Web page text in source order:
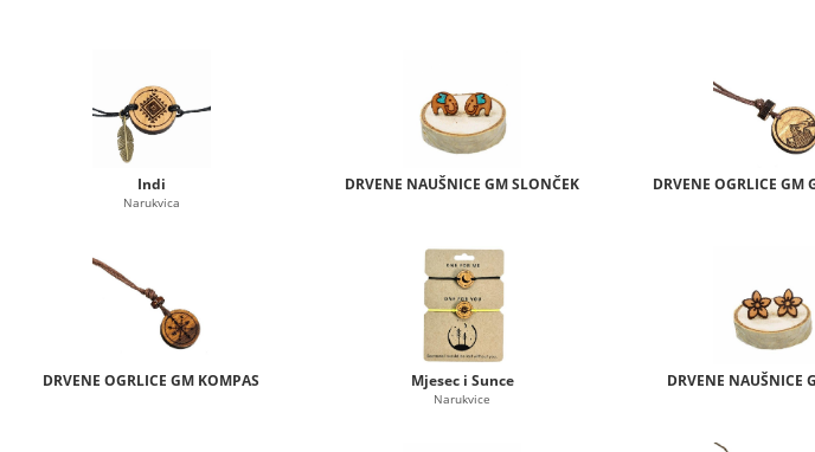
Indi
Narukvica
DRVENE NAUŠNICE GM SLONČEK DRVENE OGRLICE GM
DRVENE OGRLICE GM KOMPAS Mjesec i Sunce
Narukvice
DRVENE NAUŠNICE